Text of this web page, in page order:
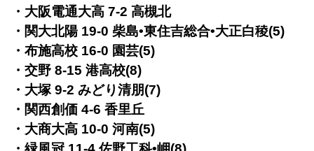
・大阪電通大高 7-2 高槻北
・関大北陽 19-0 柴島•東住吉総合•大正白稜(5)
・布施高校 16-0 園芸(5)
・交野 8-15 港高校(8)
・大塚 9-2 みどり清朋(7)
・関西創価 4-6 香里丘
・大商大高 10-0 河南(5)